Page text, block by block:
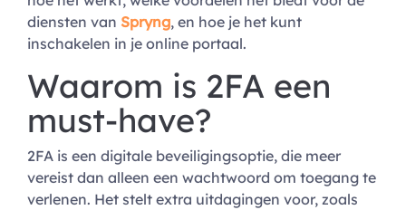
diensten van Spryng, en hoe je het kunt
inschakelen in je online portaal.
Waarom is 2FA een
must-have?
2FA is een digitale beveiligingsoptie, die meer
vereist dan alleen een wachtwoord om toegang te
verlenen. Het stelt extra uitdagingen voor, zoals